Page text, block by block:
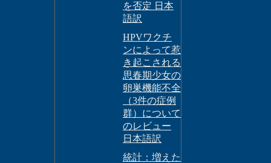
を否定 日本
語訳
HPVワクチ
ンによって惹
き起こされる
思春期少女の
卵巣機能不全
（3件の症例
群）について
のレビュー
日本語訳
統計：増えた